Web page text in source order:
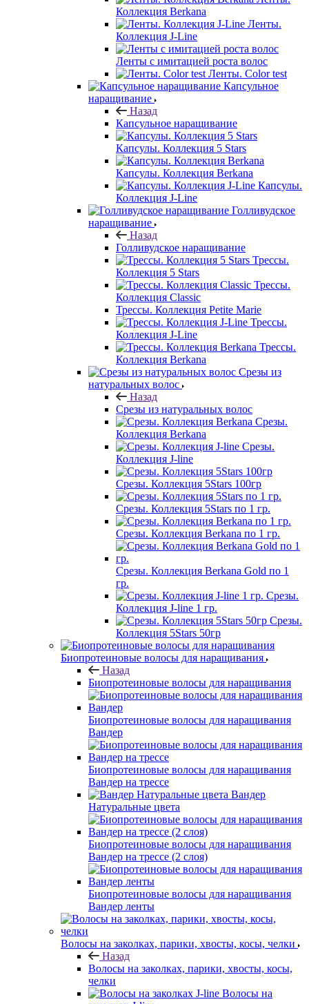
Коллекция Berkana
Ленты.
Коллекция J-Line
Ленты с имитацией роста волос
Ленты. Color test
Капсульное
наращивание
Назад
Капсульное наращивание
Капсулы. Коллекция 5 Stars
Капсулы. Коллекция Berkana
Капсулы.
Коллекция J-Line
Голливудское
наращивание
Назад
Голливудское наращивание
Трессы.
Коллекция 5 Stars
Трессы.
Коллекция Classic
Трессы. Коллекция Petite Marie
Трессы.
Коллекция J-Line
Трессы.
Коллекция Berkana
Срезы из
натуральных волос
Назад
Срезы из натуральных волос
Срезы.
Коллекция Berkana
Срезы.
Коллекция J-line
Срезы. Коллекция 5Stars 100гр
Срезы. Коллекция 5Stars по 1 гр.
Срезы. Коллекция Berkana по 1 гр.
Срезы. Коллекция Berkana Gold по 1
гр.
Срезы.
Коллекция J-line 1 гр.
Срезы.
Коллекция 5Stars 50гр
Биопротеиновые волосы для наращивания
Назад
Биопротеиновые волосы для наращивания
Биопротеиновые волосы для наращивания
Вандер
Биопротеиновые волосы для наращивания
Вандер на трессе
Вандер
Натуральные цвета
Биопротеиновые волосы для наращивания
Вандер на трессе (2 слоя)
Биопротеиновые волосы для наращивания
Вандер ленты
Волосы на заколках, парики, хвосты, косы, челки
Назад
Волосы на заколках, парики, хвосты, косы,
челки
Волосы на